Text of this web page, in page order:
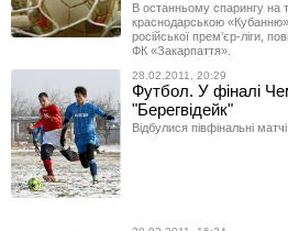
В останньому спарингу на
краснодарською
російської прем’єр-ліги,
ФК «Закарпаття».
28.02.2011, 20:29
Футбол. У фіналі
"Берегвідейк"
Відбулися півфінальні